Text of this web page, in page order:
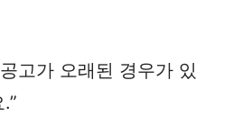
고가 오래된 경우가 있